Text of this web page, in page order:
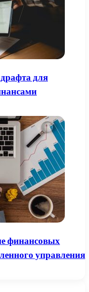
для
финансовых
управления